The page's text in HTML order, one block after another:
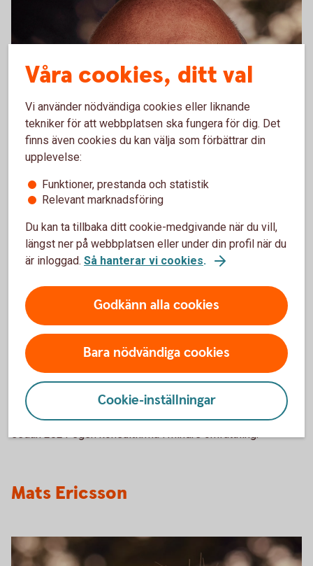
Ledamoti bankens styrelse sedan 2025.
Valdes in som suppleant 2024. Mångårig kvalificerad
bankerfarenhet från bl a Nordea och Swedbank. Driver
sedan 2021 egen konsultfirma i mindre omfattning.
Mats Ericsson
Våra cookies, ditt val
Vi använder nödvändiga cookies eller liknande
tekniker för att webbplatsen ska fungera för dig. Det
finns även cookies du kan välja som förbättrar din
upplevelse:
Funktioner, prestanda och statistik
Relevant marknadsföring
Du kan ta tillbaka ditt cookie-medgivande när du vill,
längst ner på webbplatsen eller under din profil när du
är inloggad. Så hanterar vi cookies.
Godkänn alla cookies
Bara nödvändiga cookies
Cookie-inställningar